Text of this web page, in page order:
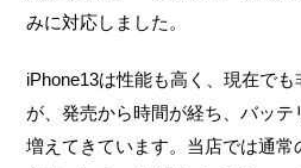
みに対応しました。
iPhone13は性能も高く、現在で
が、発売から時間が経ち、バッ
増えてきています。当店では通